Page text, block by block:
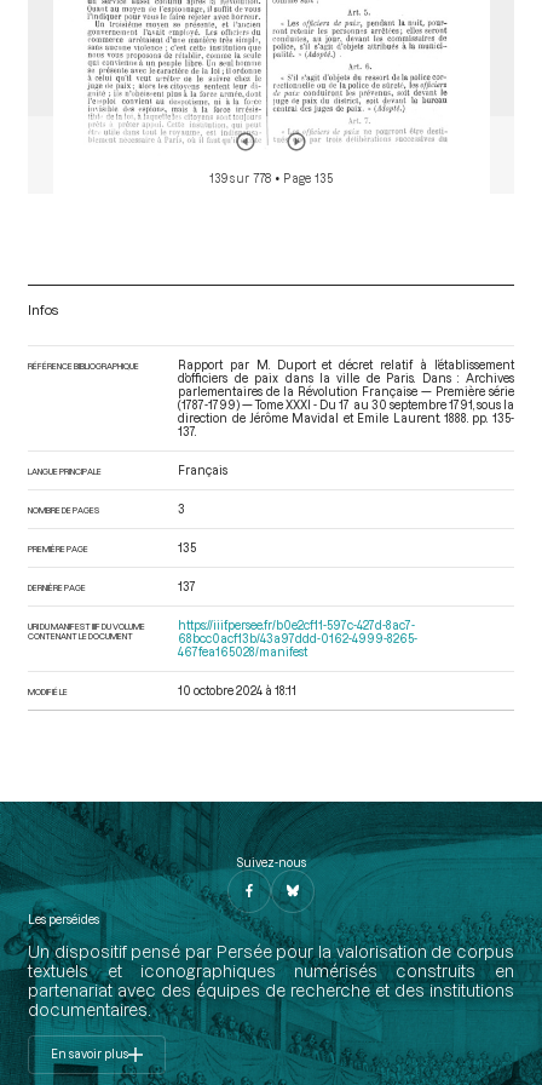
139 sur 778 • Page 135
Infos
RÉFÉRENCE BIBLIOGRAPHIQUE
Rapport par M. Duport et décret relatif à l’établissement
d’officiers de paix dans la ville de Paris. Dans : Archives
parlementaires de la Révolution Française — Première série
(1787-1799) — Tome XXXI - Du 17 au 30 septembre 1791 , sous la
direction de Jérôme Mavidal et Emile Laurent. 1888. pp. 135-
137.
LANGUE PRINCIPALE Français
NOMBRE DE PAGES 3
PREMIÈRE PAGE 135
DERNIÈRE PAGE 137
URI DU MANIFEST IIIF DU VOLUME
CONTENANT LE DOCUMENT
https://iiif.persee.fr/b0e2cf11-597c-427d-8ac7-
68bcc0acf13b/43a97ddd-0162-4999-8265-
467fea165028/manifest
MODIFIÉ LE 10 octobre 2024 à 18:11
Suivez-nous
Les perséides
Un dispositif pensé par Persée pour la valorisation de corpus
textuels et iconographiques numérisés construits en
partenariat avec des équipes de recherche et des institutions
documentaires.
En savoir plus